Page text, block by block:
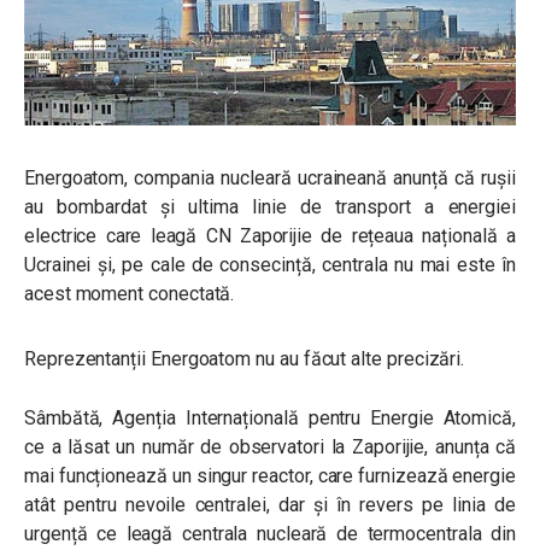
Energoatom, compania nucleară ucraineană anunță că rușii
au bombardat și ultima linie de transport a energiei
electrice care leagă CN Zaporijie de rețeaua națională a
Ucrainei și, pe cale de consecință, centrala nu mai este în
acest moment conectată.
Reprezentanții Energoatom nu au făcut alte precizări.
Sâmbătă, Agenția Internațională pentru Energie Atomică,
ce a lăsat un număr de observatori la Zaporijie, anunța că
mai funcționează un singur reactor, care furnizează energie
atât pentru nevoile centralei, dar și în revers pe linia de
urgență ce leagă centrala nucleară de termocentrala din